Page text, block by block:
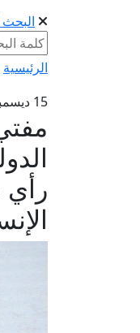
البحث
الرئيسية
15 ديسمبر 2025 م
رأي